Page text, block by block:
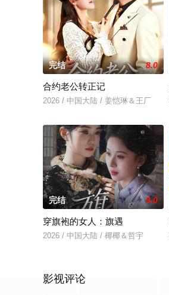
完结 8.0
合约老公转正记
2026 / 中国大陆 / 姜恺琳＆王厂
完结 9.0
穿旗袍的女人：旗遇
2026 / 中国大陆 / 椰椰＆哲宇
影视评论